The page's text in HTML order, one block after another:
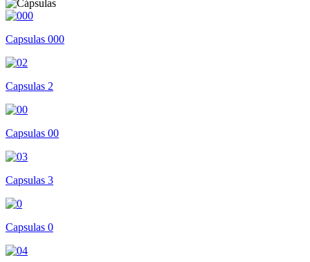
Capsulas 000
Capsulas 2
Capsulas 00
Capsulas 3
Capsulas 0